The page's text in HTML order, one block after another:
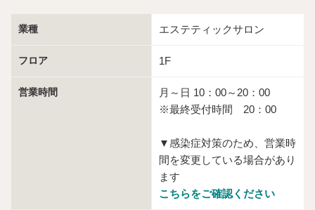
業種 エステティックサロン
フロア 1F
営業時間
月～日 10：00～20：00
※最終受付時間 20：00
▼感染症対策のため、営業時
間を変更している場合があり
ます
こちらをご確認ください